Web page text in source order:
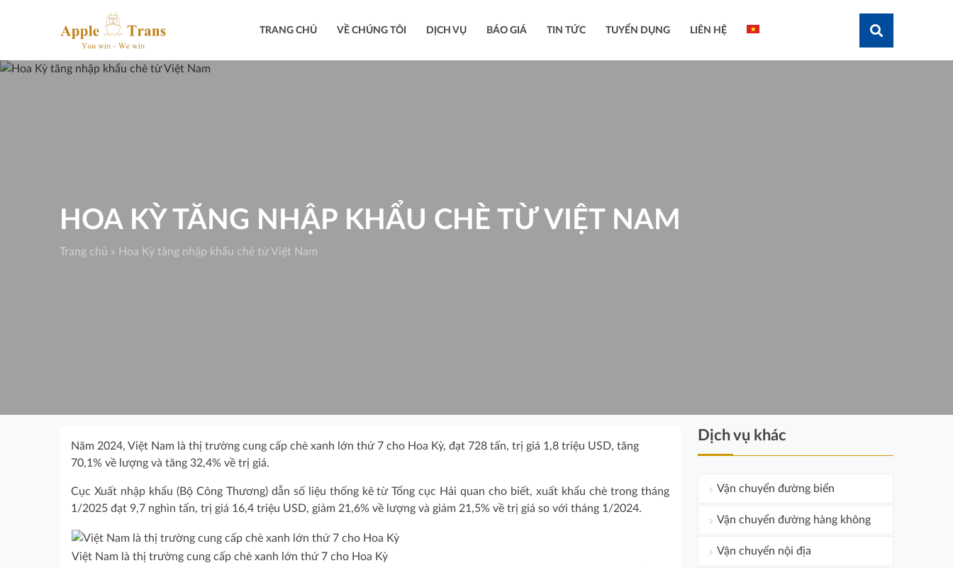
TRANG CHỦ VỀ CHÚNG TÔI DỊCH VỤ BÁO GIÁ TIN TỨC TUYỂN DỤNG LIÊN HỆ
HOA KỲ TĂNG NHẬP KHẨU CHÈ TỪ VIỆT NAM
Trang chủ » Hoa Kỳ tăng nhập khẩu chè từ Việt Nam
Năm 2024, Việt Nam là thị trường cung cấp chè xanh lớn thứ 7 cho Hoa Kỳ, đạt 728 tấn, trị giá 1,8 triệu USD, tăng
70,1% về lượng và tăng 32,4% về trị giá.
Cục Xuất nhập khẩu (Bộ Công Thương) dẫn số liệu thống kê từ Tổng cục Hải quan cho biết, xuất khẩu chè trong tháng
1/2025 đạt 9,7 nghìn tấn, trị giá 16,4 triệu USD, giảm 21,6% về lượng và giảm 21,5% về trị giá so với tháng 1/2024.
Việt Nam là thị trường cung cấp chè xanh lớn thứ 7 cho Hoa Kỳ
Dịch vụ khác
Vận chuyển đường biển
Vận chuyển đường hàng không
Vận chuyển nội địa